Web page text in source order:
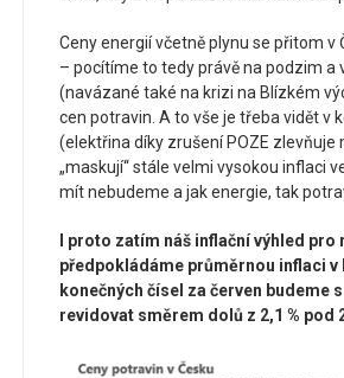
Ceny energií včetně plynu se přitom
– pocítíme to tedy právě na podzim a
(navázané také na krizi na Blízkém
cen potravin. A to vše je třeba vidět v
(elektřina díky zrušení POZE zlevňuje
„maskují“ stále velmi vysokou inflaci
mít nebudeme a jak energie, tak
I proto zatím náš inflační výhled
předpokládáme průměrnou inflaci
konečných čísel za červen
revidovat směrem dolů z 2,1 % pod